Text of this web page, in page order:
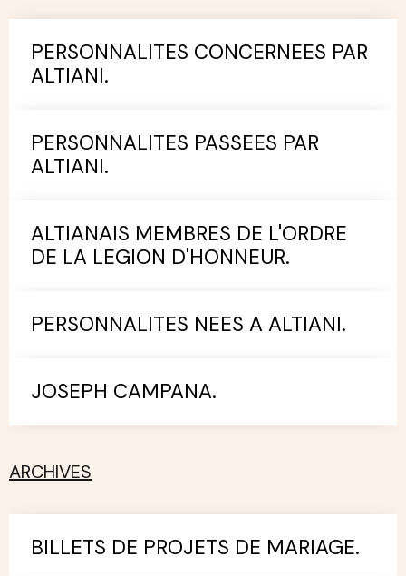
PERSONNALITES CONCERNEES PAR
ALTIANI.
PERSONNALITES PASSEES PAR
ALTIANI.
ALTIANAIS MEMBRES DE L'ORDRE
DE LA LEGION D'HONNEUR.
PERSONNALITES NEES A ALTIANI.
JOSEPH CAMPANA.
ARCHIVES
BILLETS DE PROJETS DE MARIAGE.